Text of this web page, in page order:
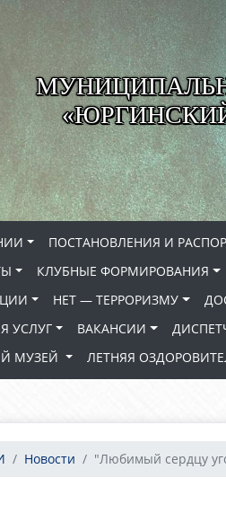
ПОСТАНОВЛЕНИЯ И
КЛУБНЫЕ ФОРМИРОВАНИЯ
НЕТ — ТЕРРОРИЗМУ
УСЛУГ
ВАКАНСИИ
МУЗЕЙ
ЛЕТНЯЯ
Новости "Любимый сердцу